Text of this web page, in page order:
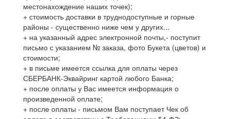
местонахождение наших точек);
+ стоимость доставки в труднодоступные и горные
районы - существенно ниже чем у других...
+ на указанный адрес электронной почты,- поступит
письмо с указанием № заказа, фото Букета (цветов) и
стоимости;
+ в письме имеется ссылка для оплаты через
СБЕРБАНК-Эквайринг картой любого Банка;
+ после оплаты у Вас имеется информация о
произведенной оплате;
+ после оплаты - письмом Вам поступает Чек об